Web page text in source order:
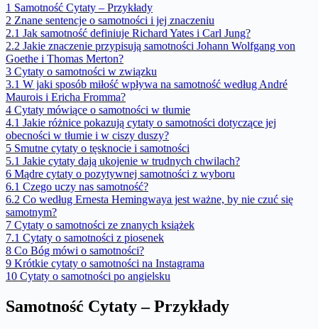
1 Samotność Cytaty – Przykłady
2 Znane sentencje o samotności i jej znaczeniu
2.1 Jak samotność definiuje Richard Yates i Carl Jung?
2.2 Jakie znaczenie przypisują samotności Johann Wolfgang von
Goethe i Thomas Merton?
3 Cytaty o samotności w związku
3.1 W jaki sposób miłość wpływa na samotność według André
Maurois i Ericha Fromma?
4 Cytaty mówiące o samotności w tłumie
4.1 Jakie różnice pokazują cytaty o samotności dotyczące jej
obecności w tłumie i w ciszy duszy?
5 Smutne cytaty o tęsknocie i samotności
5.1 Jakie cytaty dają ukojenie w trudnych chwilach?
6 Mądre cytaty o pozytywnej samotności z wyboru
6.1 Czego uczy nas samotność?
6.2 Co według Ernesta Hemingwaya jest ważne, by nie czuć się
samotnym?
7 Cytaty o samotności ze znanych książek
7.1 Cytaty o samotności z piosenek
8 Co Bóg mówi o samotności?
9 Krótkie cytaty o samotności na Instagrama
10 Cytaty o samotności po angielsku
Samotność Cytaty – Przykłady